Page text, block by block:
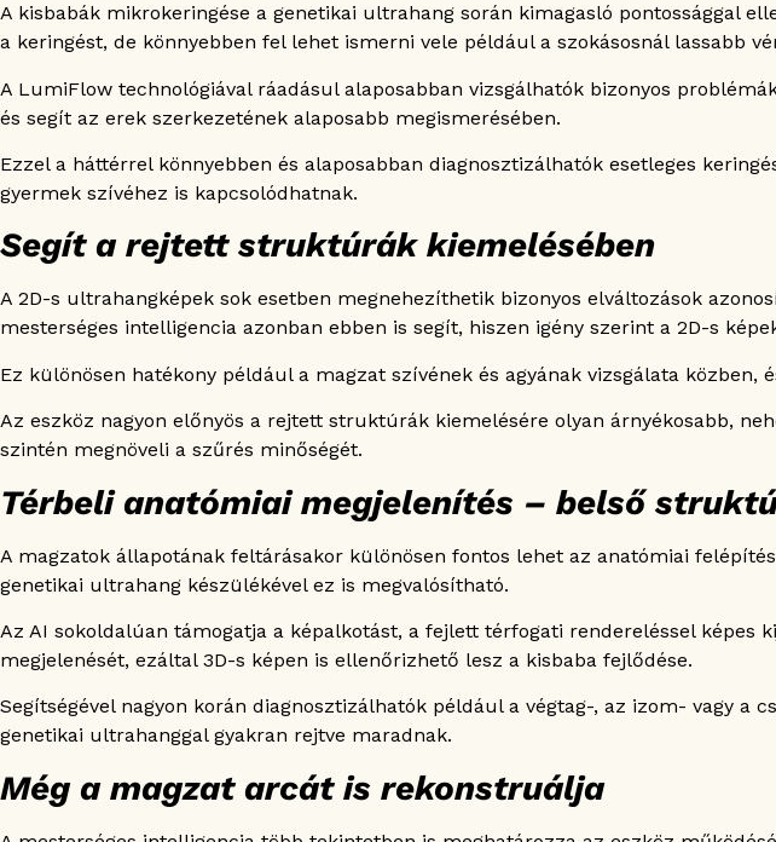
A kisbabák mikrokeringése a genetikai ultrahang során kimagasló pontossággal
a keringést, de könnyebben fel lehet ismerni vele például a szokásosnál lassabb
A LumiFlow technológiával ráadásul alaposabban vizsgálhatók bizonyos
és segít az erek szerkezetének alaposabb megismerésében.
Ezzel a háttérrel könnyebben és alaposabban diagnosztizálhatók esetleges
gyermek szívéhez is kapcsolódhatnak.
Segít a rejtett struktúrák kiemelésében
A 2D-s ultrahangképek sok esetben megnehezíthetik bizonyos elváltozások
mesterséges intelligencia azonban ebben is segít, hiszen igény szerint a 2D-s
Ez különösen hatékony például a magzat szívének és agyának vizsgálata közben,
Az eszköz nagyon előnyös a rejtett struktúrák kiemelésére olyan árnyékosabb,
szintén megnöveli a szűrés minőségét.
Térbeli anatómiai megjelenítés – belső
A magzatok állapotának feltárásakor különösen fontos lehet az anatómiai
genetikai ultrahang készülékével ez is megvalósítható.
Az AI sokoldalúan támogatja a képalkotást, a fejlett térfogati rendereléssel
megjelenését, ezáltal 3D-s képen is ellenőrizhető lesz a kisbaba fejlődése.
Segítségével nagyon korán diagnosztizálhatók például a végtag-, az izom- vagy a
genetikai ultrahanggal gyakran rejtve maradnak.
Még a magzat arcát is rekonstruálja